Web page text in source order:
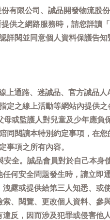
有限公司、誠品開發物流股
供之網路服務時，請您詳
詳閱並同意個人資料保護告
上通路、迷誠品、官方誠品
之線上活動等網站內提供之
或監護人對兒童及少年應
同閱讀本特別約定事項，在
事項之所有內容。
全。誠品會員對於自己本
何安全問題發生時，請立即
露或提供給第三人知悉、
、閱覽、更改個人資料、
反，因而涉及犯罪或侵害他